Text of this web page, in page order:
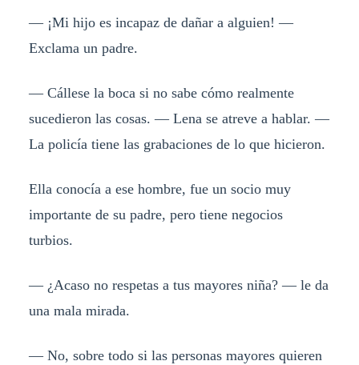
— ¡Mi hijo es incapaz de dañar a alguien! —
Exclama un padre.
— Cállese la boca si no sabe cómo realmente
sucedieron las cosas. — Lena se atreve a hablar. —
La policía tiene las grabaciones de lo que hicieron.
Ella conocía a ese hombre, fue un socio muy
importante de su padre, pero tiene negocios
turbios.
— ¿Acaso no respetas a tus mayores niña? — le da
una mala mirada.
— No, sobre todo si las personas mayores quieren